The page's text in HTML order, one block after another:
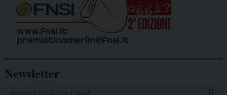
Newsletter